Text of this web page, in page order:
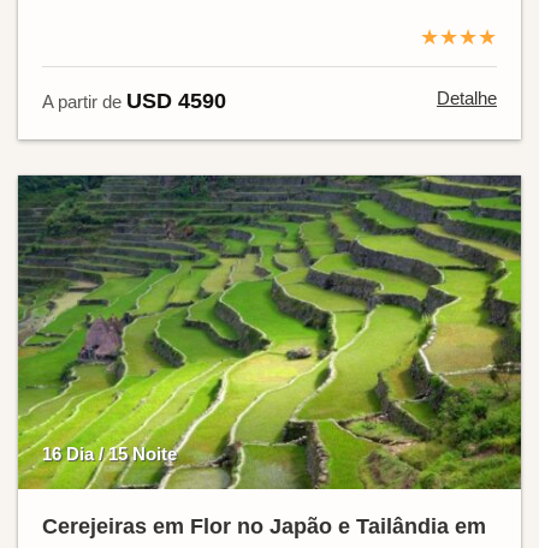
★★★★
A partir de USD 4590 Detalhe
16 Dia / 15 Noite
Cerejeiras em Flor no Japão e Tailândia em